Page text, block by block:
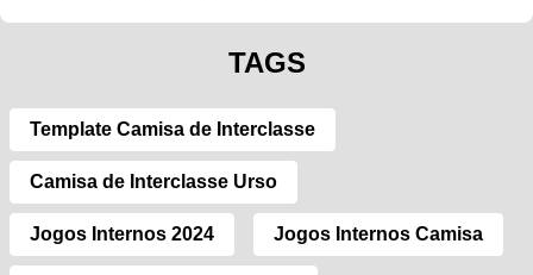
TAGS
Template Camisa de Interclasse
Camisa de Interclasse Urso
Jogos Internos 2024 Jogos Internos Camisa